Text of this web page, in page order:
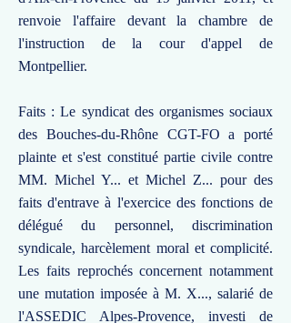
renvoie l'affaire devant la chambre de
l'instruction de la cour d'appel de
Montpellier.
Faits : Le syndicat des organismes sociaux
des Bouches-du-Rhône CGT-FO a porté
plainte et s'est constitué partie civile contre
MM. Michel Y... et Michel Z... pour des
faits d'entrave à l'exercice des fonctions de
délégué du personnel, discrimination
syndicale, harcèlement moral et complicité.
Les faits reprochés concernent notamment
une mutation imposée à M. X..., salarié de
l'ASSEDIC Alpes-Provence, investi de